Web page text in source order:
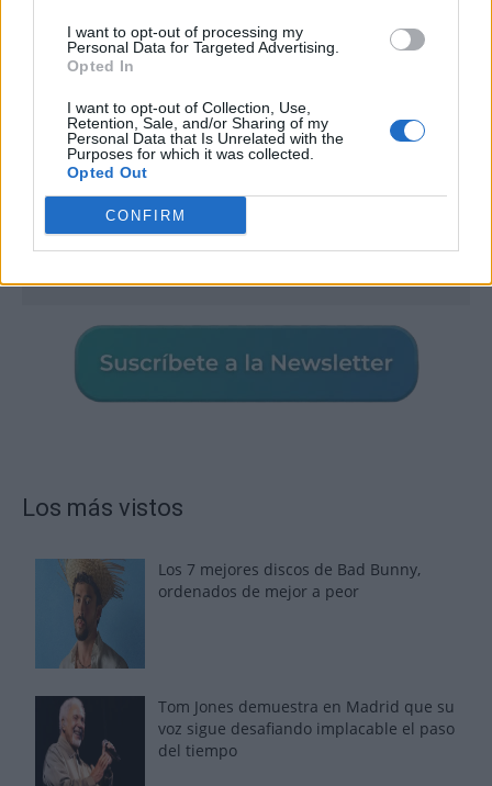
I want to opt-out of processing my
Personal Data for Targeted Advertising.
Opted In
I want to opt-out of Collection, Use,
Retention, Sale, and/or Sharing of my
Personal Data that Is Unrelated with the
Purposes for which it was collected.
Opted Out
CONFIRM
Los más vistos
Los 7 mejores discos de Bad Bunny,
ordenados de mejor a peor
Tom Jones demuestra en Madrid que su
voz sigue desafiando implacable el paso
del tiempo